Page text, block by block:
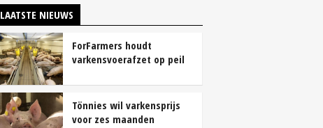
LAATSTE NIEUWS
ForFarmers houdt
varkensvoerafzet op peil
varkensstapel
Tönnies wil varkensprijs
voor zes maanden